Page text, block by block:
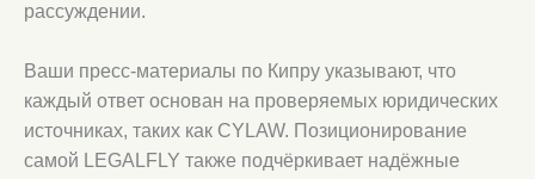
рассуждении.
Ваши пресс-материалы по Кипру указывают, что
каждый ответ основан на проверяемых юридических
источниках, таких как CYLAW. Позиционирование
самой LEGALFLY также подчёркивает надёжные